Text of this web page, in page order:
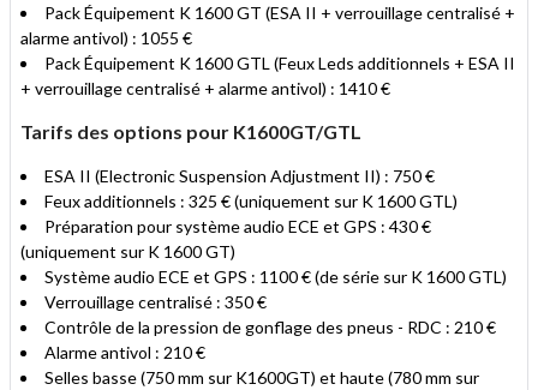
Pack Équipement K 1600 GT (ESA II + verrouillage centralisé +
alarme antivol) : 1055 €
Pack Équipement K 1600 GTL (Feux Leds additionnels + ESA II
+ verrouillage centralisé + alarme antivol) : 1410 €
Tarifs des options pour K1600GT/GTL
ESA II (Electronic Suspension Adjustment II) : 750 €
Feux additionnels : 325 € (uniquement sur K 1600 GTL)
Préparation pour système audio ECE et GPS : 430 €
(uniquement sur K 1600 GT)
Système audio ECE et GPS : 1100 € (de série sur K 1600 GTL)
Verrouillage centralisé : 350 €
Contrôle de la pression de gonflage des pneus - RDC : 210 €
Alarme antivol : 210 €
Selles basse (750 mm sur K1600GT) et haute (780 mm sur